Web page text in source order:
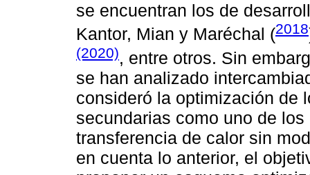
se encuentran los de
Kantor, Mian y Maréchal (2018
(2020), entre otros. Sin
se han analizado
consideró la optimización de
secundarias como uno de
transferencia de calor sin
en cuenta lo anterior, el